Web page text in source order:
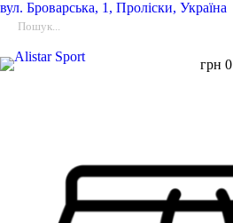
вул. Броварська, 1, Проліски, Україна
грн 0